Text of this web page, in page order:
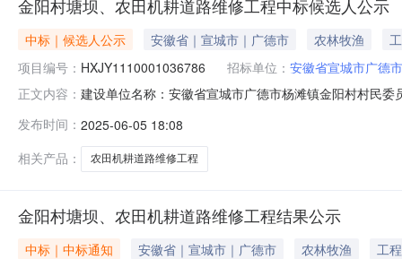
金阳村塘坝、农田机耕道路维修工程中标候选人公示
中标｜候选人公示 安徽省｜宣城市｜广德市 农林牧渔
项目编号： HXJY1110001036786 招标单位： 安徽省宣城市广德
正文内容： 建设单位名称：安徽省宣城市广德市杨滩镇金阳村村民
月05日15时30分中标候选人第一中标候选人名称：安徽
发布时间： 2025-06-05 18:08
相关产品：
农田机耕道路维修工程
金阳村塘坝、农田机耕道路维修工程结果公示
中标｜中标通知 安徽省｜宣城市｜广德市 农林牧渔
工程